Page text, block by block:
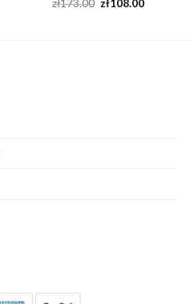
zł173.00 zł108.00